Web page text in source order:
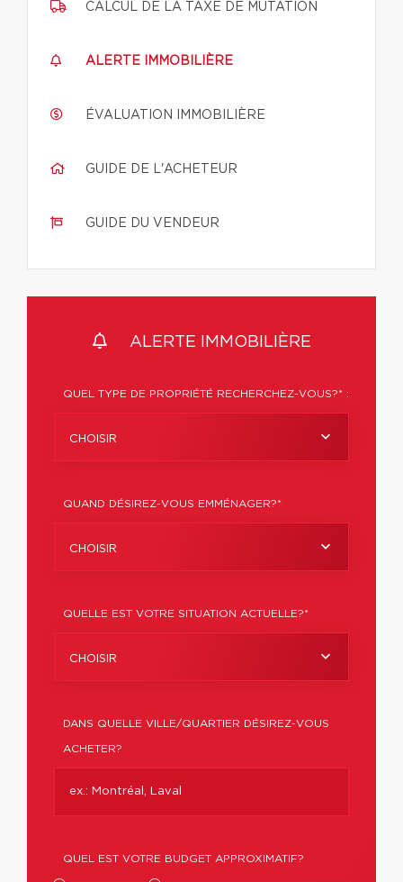
CALCUL DE LA TAXE DE MUTATION
ALERTE IMMOBILIÈRE
ÉVALUATION IMMOBILIÈRE
GUIDE DE L'ACHETEUR
GUIDE DU VENDEUR
ALERTE IMMOBILIÈRE
QUEL TYPE DE PROPRIÉTÉ RECHERCHEZ-VOUS?* :
CHOISIR
QUAND DÉSIREZ-VOUS EMMÉNAGER?*
CHOISIR
QUELLE EST VOTRE SITUATION ACTUELLE?*
CHOISIR
DANS QUELLE VILLE/QUARTIER DÉSIREZ-VOUS
ACHETER?
QUEL EST VOTRE BUDGET APPROXIMATIF?